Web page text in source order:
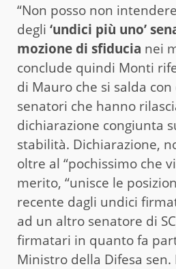
“Non posso non
degli ‘undici più uno’
mozione di sfiducia nei
conclude quindi Monti
di Mauro che si salda
senatori che hanno
dichiarazione congiunta
stabilità. Dichiarazione,
oltre al “pochissimo che
merito, “unisce le
recente dagli undici
ad un altro senatore di
firmatari in quanto fa
Ministro della Difesa sen.